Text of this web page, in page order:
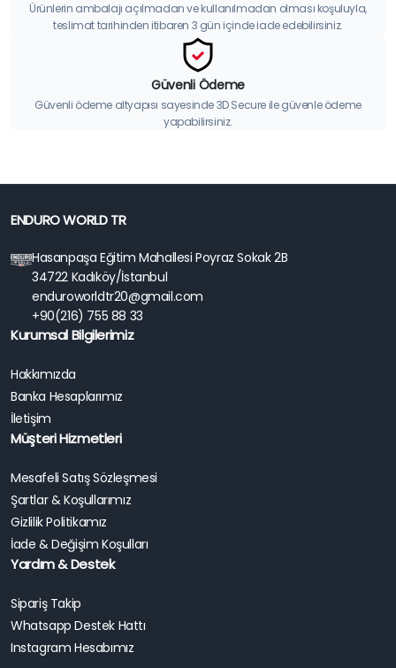
Ürünlerin ambalajı açılmadan ve kullanılmadan olması koşuluyla,
teslimat tarihinden itibaren 3 gün içinde iade edebilirsiniz.
Güvenli Ödeme
Güvenli ödeme altyapısı sayesinde 3D Secure ile güvenle ödeme
yapabilirsiniz.
ENDURO WORLD TR
Hasanpaşa Eğitim Mahallesi Poyraz Sokak 2B
34722 Kadıköy/İstanbul
enduroworldtr20@gmail.com
+90(216) 755 88 33
Kurumsal Bilgilerimiz
Hakkımızda
Banka Hesaplarımız
İletişim
Müşteri Hizmetleri
Mesafeli Satış Sözleşmesi
Şartlar & Koşullarımız
Gizlilik Politikamız
İade & Değişim Koşulları
Yardım & Destek
Sipariş Takip
Whatsapp Destek Hattı
Instagram Hesabımız